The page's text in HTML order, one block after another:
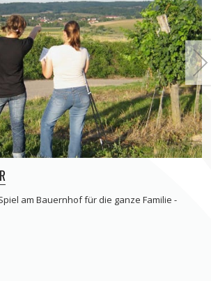
am Bauernhof für die ganze Familie -